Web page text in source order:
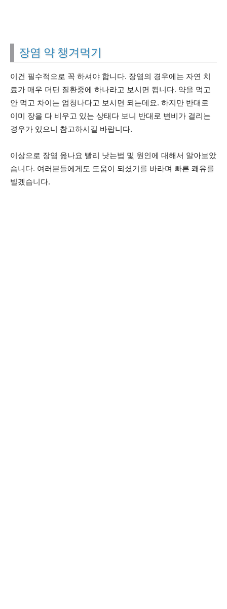
장염 약 챙겨먹기
이건 필수적으로 꼭 하셔야 합니다. 장염의 경우에는 자연 치
료가 매우 더딘 질환중에 하나라고 보시면 됩니다. 약을 먹고
안 먹고 차이는 엄청나다고 보시면 되는데요. 하지만 반대로
이미 장을 다 비우고 있는 상태다 보니 반대로 변비가 걸리는
경우가 있으니 참고하시길 바랍니다.
이상으로 장염 옮나요 빨리 낫는법 및 원인에 대해서 알아보았
습니다. 여러분들에게도 도움이 되셨기를 바라며 빠른 쾌유를
빌겠습니다.